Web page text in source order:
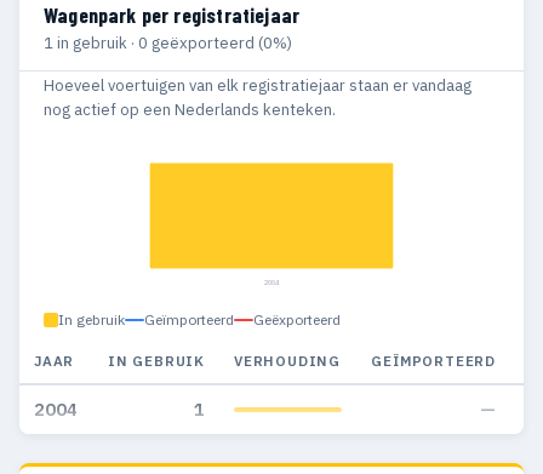
Wagenpark per registratiejaar
1 in gebruik · 0 geëxporteerd (0%)
Hoeveel voertuigen van elk registratiejaar staan er vandaag
nog actief op een Nederlands kenteken.
2004
In gebruik Geïmporteerd Geëxporteerd
JAAR IN GEBRUIK VERHOUDING GEÏMPORTEERD
2004 1 —